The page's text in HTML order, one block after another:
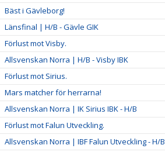
Bäst i Gävleborg!
Länsfinal | H/B - Gävle GIK
Förlust mot Visby.
Allsvenskan Norra | H/B - Visby IBK
Förlust mot Sirius.
Mars matcher för herrarna!
Allsvenskan Norra | IK Sirius IBK - H/B
Förlust mot Falun Utveckling.
Allsvenskan Norra | IBF Falun Utveckling - H/B